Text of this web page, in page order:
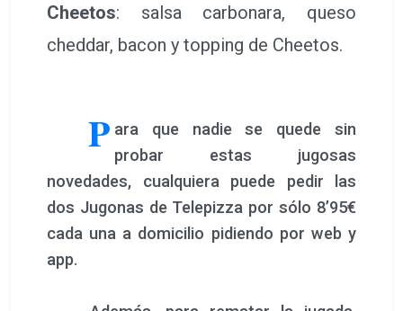
Cheetos: salsa carbonara, queso
cheddar, bacon y topping de Cheetos.
P ara que nadie se quede sin
probar estas jugosas
novedades, cualquiera puede pedir las
dos Jugonas de Telepizza por sólo 8’95€
cada una a domicilio pidiendo por web y
app.